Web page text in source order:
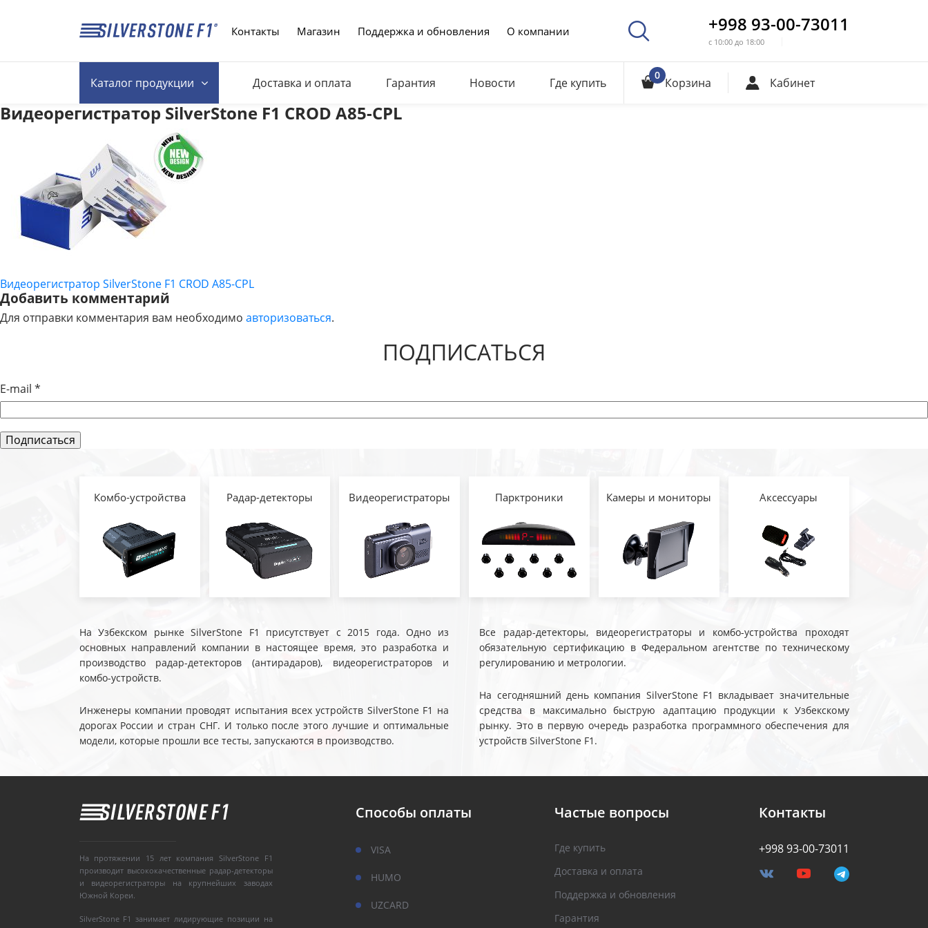
Контакты Магазин Поддержка и обновления О компании +998 93-00-73011
с 10:00 до 18:00
Каталогпродукции Доставка и оплата Гарантия Новости Где купить 0 Корзина Кабинет
Видеорегистратор SilverStone F1 CROD A85-CPL
НАВИГАЦИЯ
ПО
Видеорегистратор SilverStone F1 CROD A85-CPL
Добавить комментарий
Для отправки комментария вам необходимо авторизоваться.
ПОДПИСАТЬСЯ
E-mail *
Комбо-устройства Радар-детекторы Видеорегистраторы Парктроники Камеры и мониторы Аксессуары
На Узбекском рынке SilverStone F1 присутствует с 2015 года. Одно из
основных направлений компании в настоящее время, это разработка и
производство радар-детекторов (антирадаров), видеорегистраторов и
комбо-устройств.
Инженеры компании проводят испытания всех устройств SilverStone F1 на
дорогах России и стран СНГ. И только после этого лучшие и оптимальные
модели, которые прошли все тесты, запускаются в производство.
Все радар-детекторы, видеорегистраторы и комбо-устройства проходят
обязательную сертификацию в Федеральном агентстве по техническому
регулированию и метрологии.
На сегодняшний день компания SilverStone F1 вкладывает значительные
средства в максимально быструю адаптацию продукции к Узбекскому
рынку. Это в первую очередь разработка программного обеспечения для
устройств SilverStone F1.
На протяжении 15 лет компания SilverStone F1
производит высококачественные радар-детекторы
и видеорегистраторы на крупнейших заводах
Южной Кореи.
SilverStone F1 занимает лидирующие позиции на
Способы оплаты
VISA
HUMO
UZCARD
Частые вопросы
Где купить
Доставка и оплата
Поддержка и обновления
Гарантия
Контакты
+998 93-00-73011